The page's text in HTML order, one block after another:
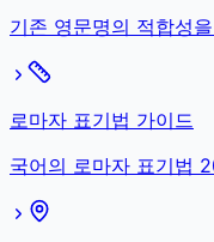
기존 영문명의 적합성
로마자 표기법 가이드
국어의 로마자 표기법